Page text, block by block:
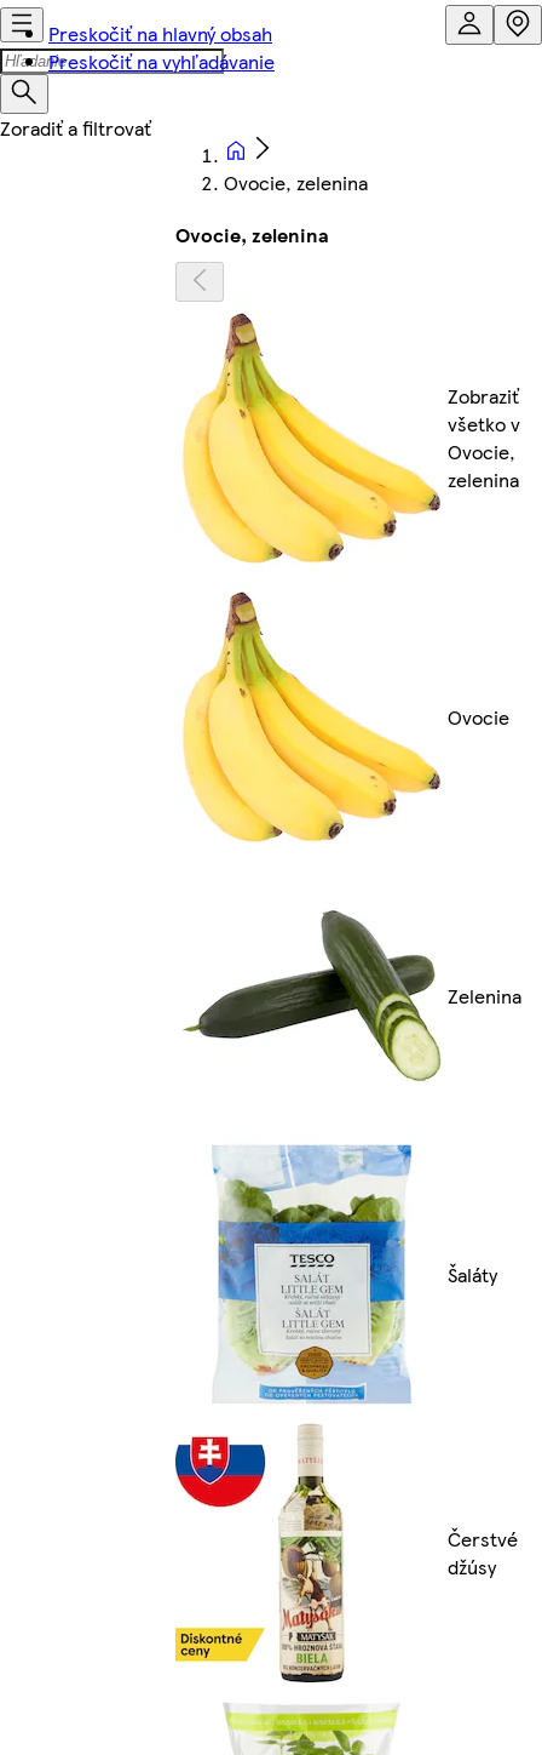
Preskočiť na hlavný obsah
Preskočiť na vyhľadávanie
Ovocie, zelenina
Ovocie, zelenina
Zobraziť
všetko v
Ovocie,
zelenina
Ovocie
Zelenina
Šaláty
Čerstvé
džúsy